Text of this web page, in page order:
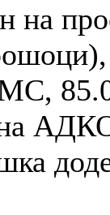
на
на